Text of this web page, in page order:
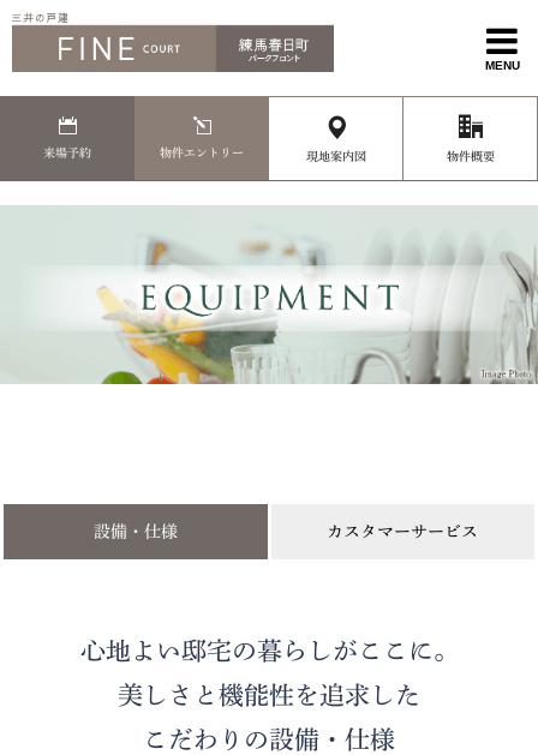
MENU
来場予約 物件エントリー 現地案内図 物件概要
設備・仕様 カスタマーサービス
心地よい邸宅の暮らしがここに。
美しさと機能性を追求した
こだわりの設備・仕様